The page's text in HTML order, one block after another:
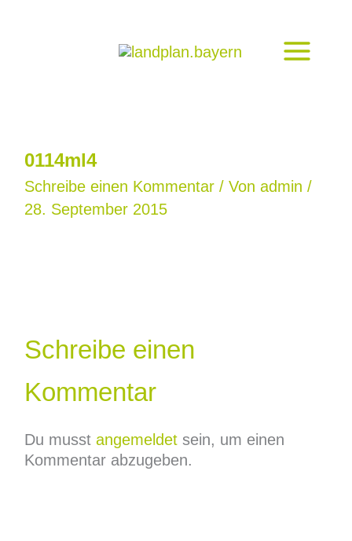
0114ml4
Schreibe einen Kommentar / Von admin /
28. September 2015
Schreibe einen
Kommentar
Du musst angemeldetsein, um einen
Kommentar abzugeben.